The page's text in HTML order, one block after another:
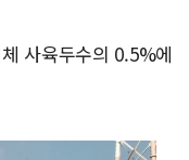
사육두수의 0.5%에